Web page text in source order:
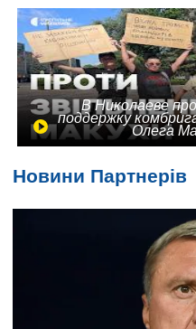
В Николаеве
поддержку
Олега